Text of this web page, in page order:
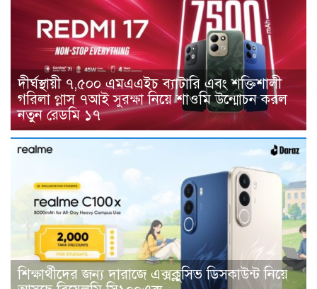
দীর্ঘস্থায়ী ৭,৫০০ এমএএইচ ব্যাটারি এবং শক্তিশালী
গরিলা গ্লাস ৭আই সুরক্ষা নিয়ে শাওমি উন্মোচন করল
নতুন রেডমি ১৭
শিক্ষার্থীদের জন্য দারাজে এক্সক্লুসিভ ডিসকাউন্ট নিয়ে